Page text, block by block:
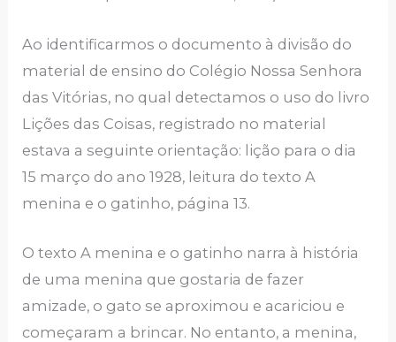
Ao identificarmos o documento à divisão do
material de ensino do Colégio Nossa Senhora
das Vitórias, no qual detectamos o uso do livro
Lições das Coisas, registrado no material
estava a seguinte orientação: lição para o dia
15 março do ano 1928, leitura do texto A
menina e o gatinho, página 13.
O texto A menina e o gatinho narra à história
de uma menina que gostaria de fazer
amizade, o gato se aproximou e acariciou e
começaram a brincar. No entanto, a menina,